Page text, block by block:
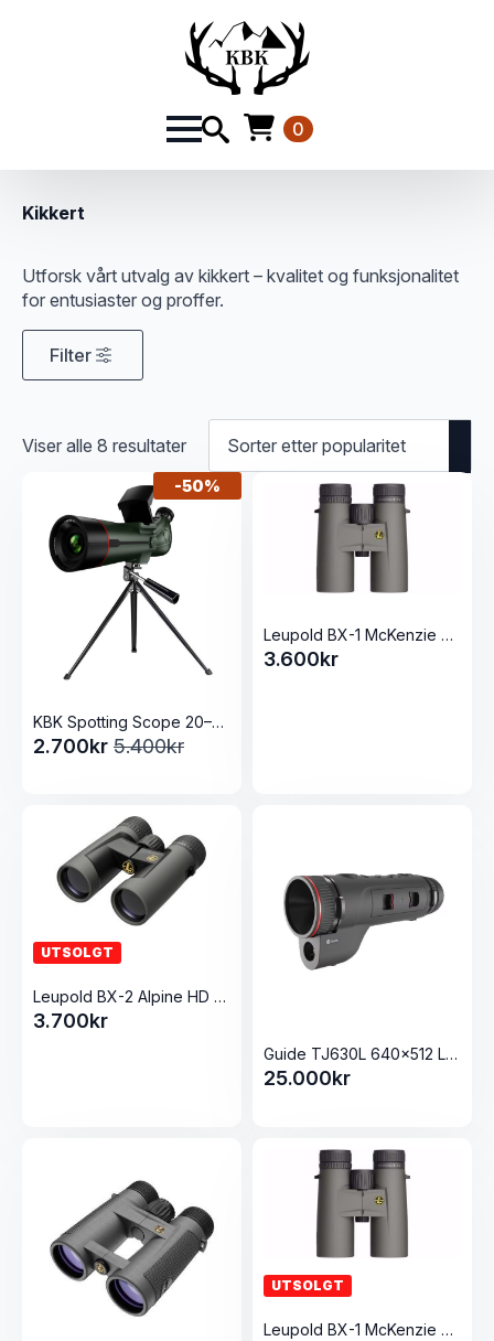
0
Kikkert
Utforsk vårt utvalg av kikkert – kvalitet og funksjonalitet
for entusiaster og proffer.
Filter
Viser alle 8 resultaterSortert
etter
propularitet
-50%
KBK Spotting Scope 20–350×80
5.400kr
Opprinnelig
5.400kr.
2.700kr
Nåværende
2.700kr.
Leupold BX-1 McKenzie HD 8x42mm Shadow Gray
3.600kr
UTSOLGT
Leupold BX-2 Alpine HD 8x42mm Roof Shadow Gray
3.700kr
Guide TJ630L 640×512 LRF Termisk Monokular
25.000kr
UTSOLGT
Leupold BX-1 McKenzie HD 10x42mm Shadow Gray